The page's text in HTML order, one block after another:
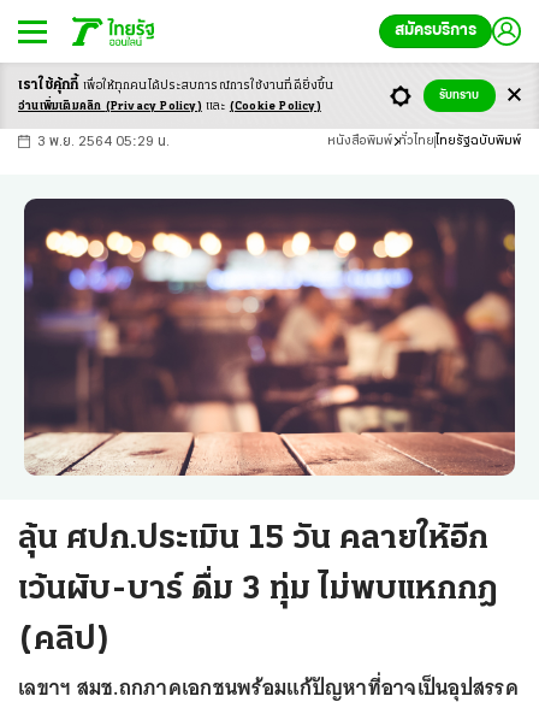
สมัครบริการ
-ก ก ก+
3 พ.ย. 2564 05:29 น. หนังสือพิมพ์ ทั่วไทย ไทยรัฐฉบับพิมพ์
ลุ้น ศปก.ประเมิน 15 วัน คลายให้อีก
เว้นผับ-บาร์ ดื่ม 3 ทุ่ม ไม่พบแหกกฎ
(คลิป)
เลขาฯ สมช.ถกภาคเอกชนพร้อมแก้ปัญหาที่อาจเป็นอุปสรรค
เราใช้คุ้กกี้ เพื่อให้ทุกคนได้ประสบการณ์การใช้งานที่ดียิ่งขึ้น
อ่านเพิ่มเติมคลิก (Privacy Policy) และ (Cookie Policy)
รับทราบ